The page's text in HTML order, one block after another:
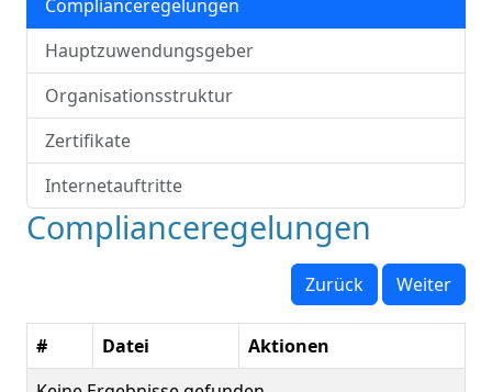
Complianceregelungen
Hauptzuwendungsgeber
Organisationsstruktur
Zertifikate
Internetauftritte
Complianceregelungen
Zurück Weiter
# Datei
Aktionen